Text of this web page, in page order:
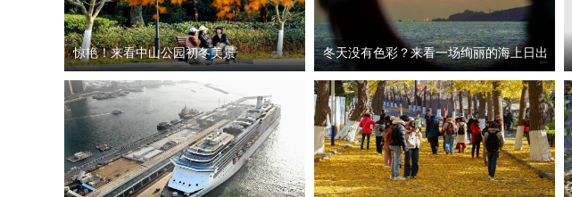
惊艳！来看中山公园初冬美景 冬天没有色彩？来看一场绚丽的海上日出